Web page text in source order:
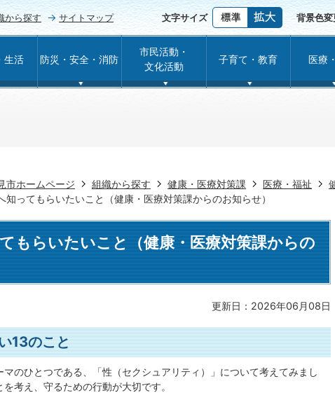
から探す サイトマップ 文字サイズ 背景色変
生活 防災・安全・消防
市民活動・
文化活動
子育て・教育 医療
市ホームページ 組織から探す 健康・医療対策課 医療・福祉
知ってもらいたいこと（健康・医療対策課からのお知らせ）
もらいたいこと（健康・医療対策課からの
更新日：2026年06月08日
13のこと
のひとつである、「性（セクシュアリティ）」について考えてみまし
考え、守るための行動が大切です。